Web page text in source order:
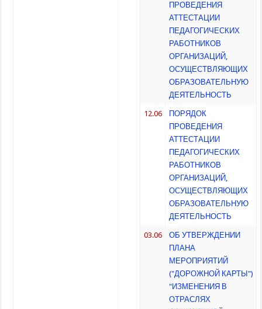
ПРОВЕДЕНИЯ
АТТЕСТАЦИИ
ПЕДАГОГИЧЕСКИХ
РАБОТНИКОВ
ОРГАНИЗАЦИЙ,
ОСУЩЕСТВЛЯЮЩИХ
ОБРАЗОВАТЕЛЬНУЮ
ДЕЯТЕЛЬНОСТЬ
12.06
ПОРЯДОК
ПРОВЕДЕНИЯ
АТТЕСТАЦИИ
ПЕДАГОГИЧЕСКИХ
РАБОТНИКОВ
ОРГАНИЗАЦИЙ,
ОСУЩЕСТВЛЯЮЩИХ
ОБРАЗОВАТЕЛЬНУЮ
ДЕЯТЕЛЬНОСТЬ
03.06
ОБ УТВЕРЖДЕНИИ
ПЛАНА
МЕРОПРИЯТИЙ
("ДОРОЖНОЙ КАРТЫ")
"ИЗМЕНЕНИЯ В
ОТРАСЛЯХ